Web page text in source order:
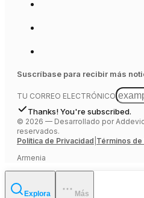
Suscríbase para recibir más
TU CORREO ELECTRÓNICO
Thanks! You're subscribed.
© 2026 — Desarrollado por
reservados.
Política de Privacidad Términos de
Armenia
Explora Más